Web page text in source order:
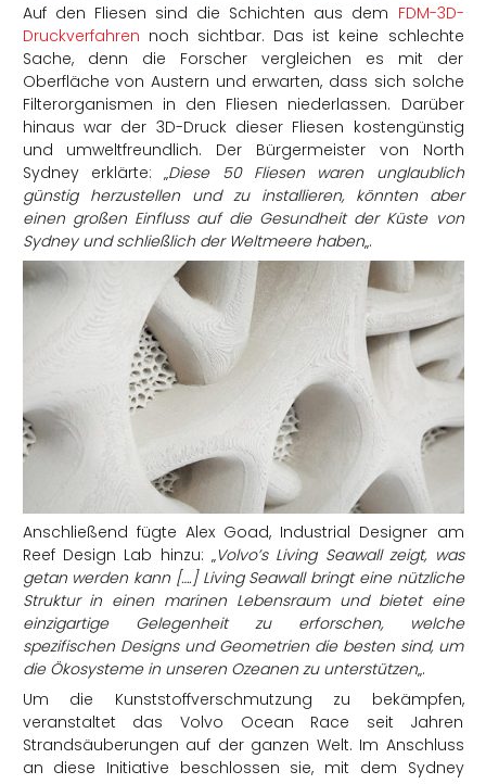
Auf den Fliesen sind die Schichten aus dem FDM-3D-
Druckverfahren noch sichtbar. Das ist keine schlechte
Sache, denn die Forscher vergleichen es mit der
Oberfläche von Austern und erwarten, dass sich solche
Filterorganismen in den Fliesen niederlassen. Darüber
hinaus war der 3D-Druck dieser Fliesen kostengünstig
und umweltfreundlich. Der Bürgermeister von North
Sydney erklärte: „Diese 50 Fliesen waren unglaublich
günstig herzustellen und zu installieren, könnten aber
einen großen Einfluss auf die Gesundheit der Küste von
Sydney und schließlich der Weltmeere haben„.
Anschließend fügte Alex Goad, Industrial Designer am
Reef Design Lab hinzu: „Volvo’s Living Seawall zeigt, was
getan werden kann [….] Living Seawall bringt eine nützliche
Struktur in einen marinen Lebensraum und bietet eine
einzigartige Gelegenheit zu erforschen, welche
spezifischen Designs und Geometrien die besten sind, um
die Ökosysteme in unseren Ozeanen zu unterstützen„.
Um die Kunststoffverschmutzung zu bekämpfen,
veranstaltet das Volvo Ocean Race seit Jahren
Strandsäuberungen auf der ganzen Welt. Im Anschluss
an diese Initiative beschlossen sie, mit dem Sydney